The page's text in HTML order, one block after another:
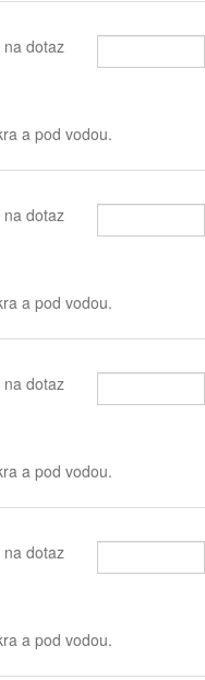
na dotaz
a pod vodou.
na dotaz
a pod vodou.
na dotaz
a pod vodou.
na dotaz
a pod vodou.